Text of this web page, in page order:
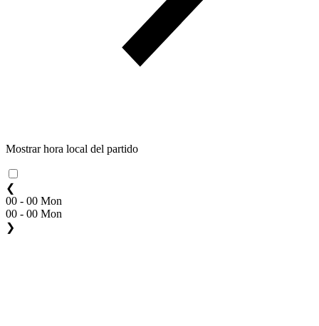
Mostrar hora local del partido
❮
00 - 00 Mon
00 - 00 Mon
❯